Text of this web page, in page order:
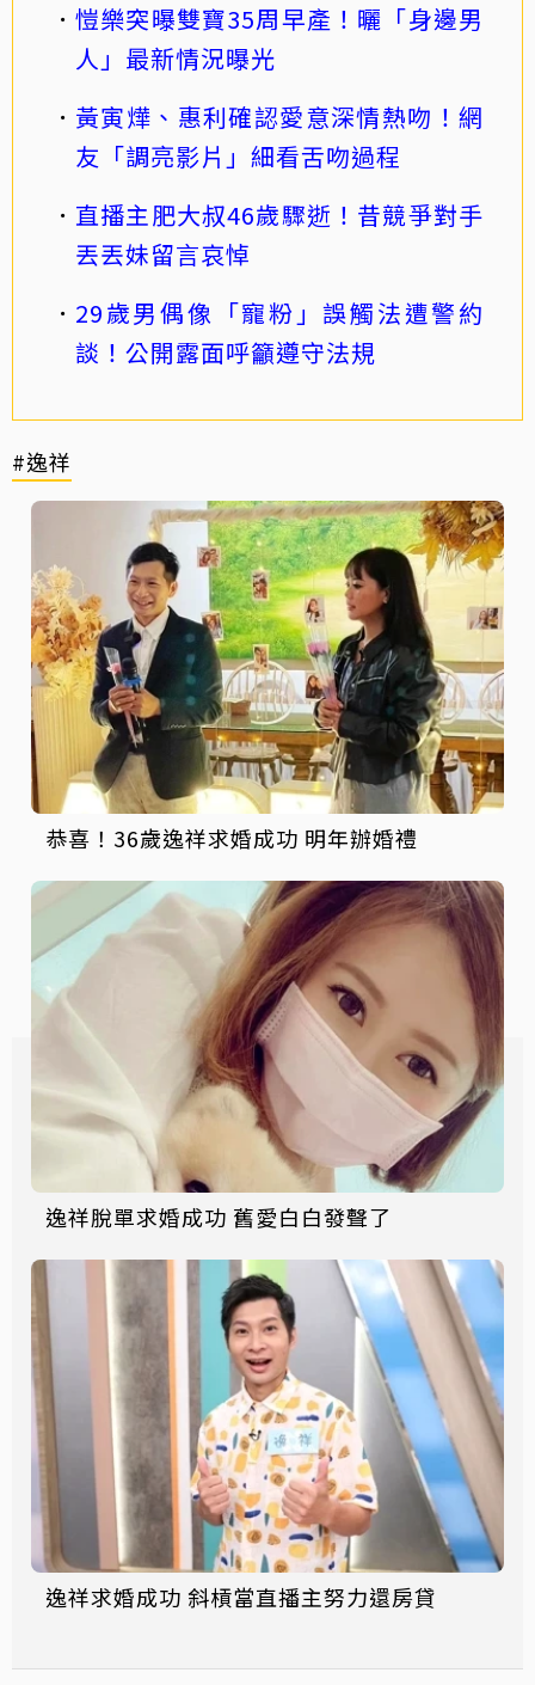
愷樂突曝雙寶35周早產！曬「身邊男
人」最新情況曝光
黃寅燁、惠利確認愛意深情熱吻！網
友「調亮影片」細看舌吻過程
直播主肥大叔46歲驟逝！昔競爭對手
丟丟妹留言哀悼
29歲男偶像「寵粉」誤觸法遭警約
談！公開露面呼籲遵守法規
#逸祥
恭喜！36歲逸祥求婚成功 明年辦婚禮
逸祥脫單求婚成功 舊愛白白發聲了
逸祥求婚成功 斜槓當直播主努力還房貸